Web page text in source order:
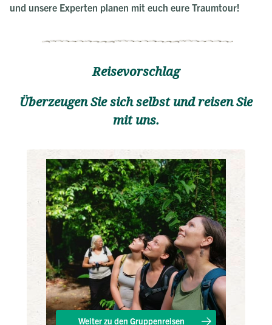
und unsere Experten planen mit euch eure Traumtour!
Reisevorschlag
Überzeugen Sie sich selbst und reisen Sie
mit uns.
Weiter zu den Gruppenreisen